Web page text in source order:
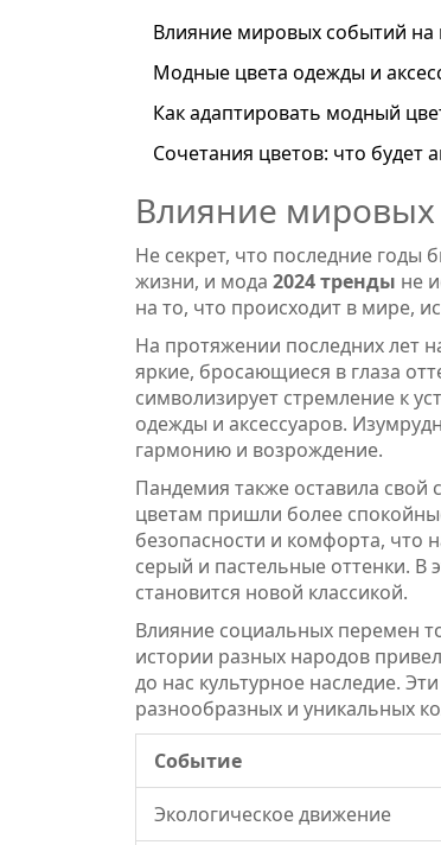
Влияние мировых событий на
Модные цвета одежды и
Как адаптировать модный
Сочетания цветов: что будет
Влияние
Не секрет, что последние
жизни, и мода 2024 тренды не
на то, что происходит в мире,
На протяжении последних лет
яркие, бросающиеся в глаза
символизирует стремление к
одежды и аксессуаров.
гармонию и возрождение.
Пандемия также оставила
цветам пришли более
безопасности и комфорта, что
серый и пастельные оттенки. В
становится новой классикой.
Влияние социальных перемен
истории разных народов
до нас культурное наследие.
разнообразных и уникальных
Событие
Экологическое движение